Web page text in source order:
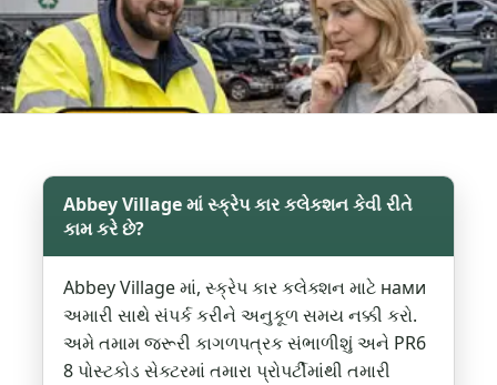
Abbey Village માં સ્ક્રેપ કાર કલેકશન કેવી રીતે
કામ કરે છે?
Abbey Village માં, સ્ક્રેપ કાર કલેક્શન માટે нами
અમારી સાથે સંપર્ક કરીને અનુકૂળ સમય નક્કી કરો.
અમે તમામ જરૂરી કાગળપત્રક સંભાળીશું અને PR6
8 પોસ્ટકોડ સેક્ટરમાં તમારા પ્રોપર્ટીમાંથી તમારી